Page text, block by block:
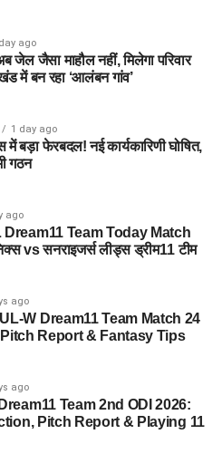
ago
जेल जैसा माहौल नहीं, मिलेगा परिवार
में बन रहा ‘आलंबन गांव’
1 day ago
में बड़ा फेरबदल! नई कार्यकारिणी घोषित,
गठन
ago
Dream11 Team Today Match
vs सनराइजर्स लीड्स ड्रीम11 टीम
ago
W Dream11 Team Match 24
Pitch Report & Fantasy Tips
ago
Team 2nd ODI 2026:
Pitch Report & Playing 11